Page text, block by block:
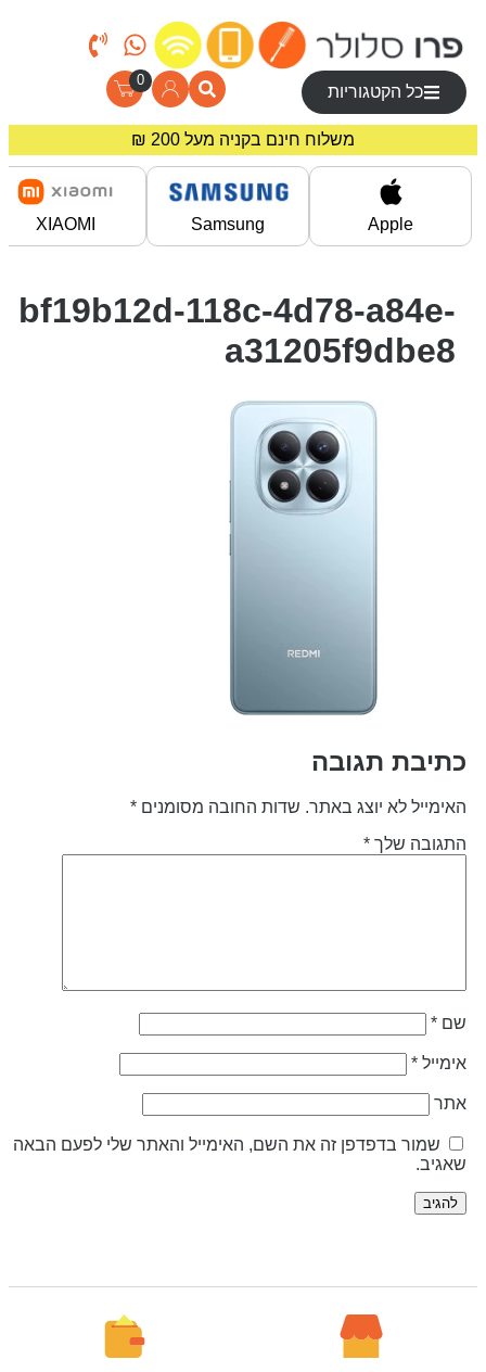
כל הקטגוריות
0
משלוח חינם בקניה מעל 200 ₪
מחירים מיוחדים לרוכשים באתר!
Apple
Samsung
XIAOMI
bf19b12d-118c-4d78-a84e-
a31205f9dbe8
תגובה
לא יוצג באתר. שדות החובה מסומנים*
שלך*
*
*
שמור בדפדפן זה את השם, האימייל והאתר שלי לפעם הבאה